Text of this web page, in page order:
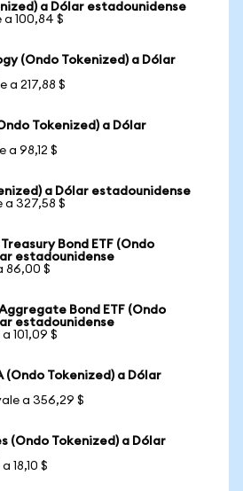
a Dólar estadounidense
a 100,84 $
(Ondo Tokenized) a Dólar
a 217,88 $
Tokenized) a Dólar
a 98,12 $
a Dólar estadounidense
a 327,58 $
Bond ETF (Ondo
estadounidense
86,00 $
Bond ETF (Ondo
estadounidense
101,09 $
(Ondo Tokenized) a Dólar
a 356,29 $
(Ondo Tokenized) a Dólar
18,10 $